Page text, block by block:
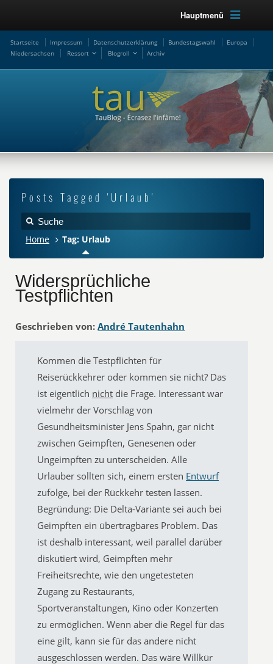
Hauptmenü
Startseite Impressum Datenschutzerklärung Bundestagswahl
Europa
Niedersachsen
Ressort Blogroll Archiv
Posts Tagged 'Urlaub'
Home Tag: Urlaub
Widersprüchliche
Testpflichten
Geschrieben von: André Tautenhahn
Kommen die Testpflichten für
Reiserückkehrer oder kommen sie nicht? Das
ist eigentlich nicht die Frage. Interessant war
vielmehr der Vorschlag von
Gesundheitsminister Jens Spahn, gar nicht
zwischen Geimpften, Genesenen oder
Ungeimpften zu unterscheiden. Alle
Urlauber sollten sich, einem ersten Entwurf
zufolge, bei der Rückkehr testen lassen.
Begründung: Die Delta-Variante sei auch bei
Geimpften ein übertragbares Problem. Das
ist deshalb interessant, weil parallel darüber
diskutiert wird, Geimpften mehr
Freiheitsrechte, wie den ungetesteten
Zugang zu Restaurants,
Sportveranstaltungen, Kino oder Konzerten
zu ermöglichen. Wenn aber die Regel für das
eine gilt, kann sie für das andere nicht
ausgeschlossen werden. Das wäre Willkür